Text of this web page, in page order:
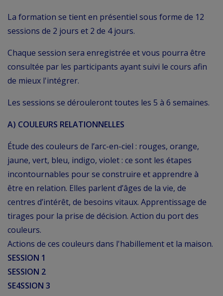
La formation se tient en présentiel sous forme de 12
sessions de 2 jours et 2 de 4 jours.
Chaque session sera enregistrée et vous pourra être
consultée par les participants ayant suivi le cours afin
de mieux l'intégrer.
Les sessions se dérouleront toutes les 5 à 6 semaines.
A) COULEURS RELATIONNELLES
Étude des couleurs de l’arc-en-ciel : rouges, orange,
jaune, vert, bleu, indigo, violet : ce sont les étapes
incontournables pour se construire et apprendre à
être en relation. Elles parlent d’âges de la vie, de
centres d’intérêt, de besoins vitaux. Apprentissage de
tirages pour la prise de décision. Action du port des
couleurs.
Actions de ces couleurs dans l'habillement et la maison.
SESSION 1
SESSION 2
SE4SSION 3